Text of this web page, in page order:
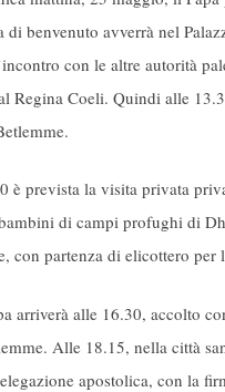
di benvenuto avverrà nel
con le altre autorità
Regina Coeli. Quindi alle
è prevista la visita privata
di campi profughi di
con partenza di elicottero
arriverà alle 16.30, accolto
Alle 18.15, nella città
apostolica, con la